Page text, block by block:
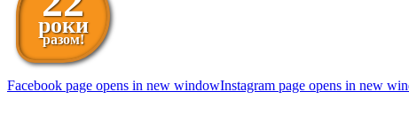
роки
разом!
Facebook page opens in new windowInstagram page opens in new